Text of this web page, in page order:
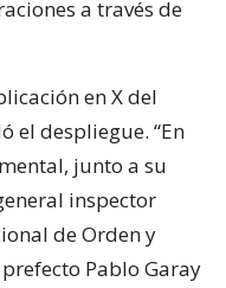
a través de
en X del
el despliegue. “En
junto a su
inspector
de Orden y
Pablo Garay